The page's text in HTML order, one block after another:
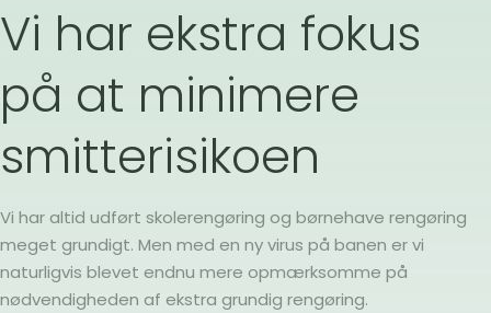
Vi har ekstra fokus
på at minimere
smitterisikoen
Vi har altid udført skolerengøring og børnehave rengøring
meget grundigt. Men med en ny virus på banen er vi
naturligvis blevet endnu mere opmærksomme på
nødvendigheden af ekstra grundig rengøring.